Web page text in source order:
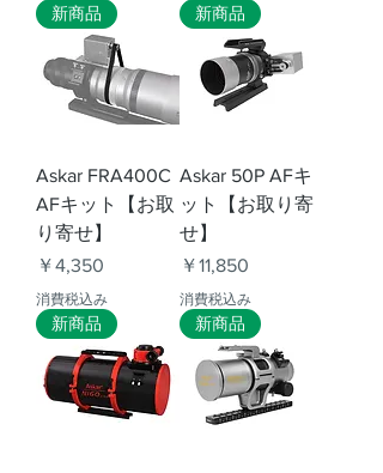
新商品
Askar FRA400C
AFキット【お取
り寄せ】
価格
￥4,350
消費税込み
新商品
Askar 50P AFキ
ット【お取り寄
せ】
価格
￥11,850
消費税込み
新商品 新商品